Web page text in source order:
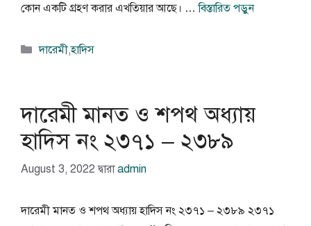
কোন একটি গ্রহণ করার এখতিয়ার আছে। …বিস্তারিত পড়ুন
বিভাগ
দারেমী,হাদিস
দারেমী মানত ও শপথ অধ্যায়
হাদিস নং ২৩৭১ – ২৩৮৯
August 3, 2022 দ্বারাadmin
দারেমী মানত ও শপথ অধ্যায় হাদিস নং ২৩৭১ – ২৩৮৯ ২৩৭১